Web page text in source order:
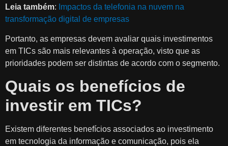
Leia também: Impactos da telefonia na nuvem na
transformação digital de empresas
Portanto, as empresas devem avaliar quais investimentos
em TICs são mais relevantes à operação, visto que as
prioridades podem ser distintas de acordo com o segmento.
Quais os benefícios de
investir em TICs?
Existem diferentes benefícios associados ao investimento
em tecnologia da informação e comunicação, pois ela